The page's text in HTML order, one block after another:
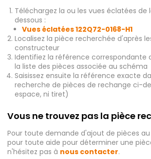
Téléchargez la ou les vues éclatées
dessous :
Vues éclatées122Q72-0168-H1
Localisez la pièce recherchée d'après
constructeur
Identifiez la référence correspondante
la liste des pièces associée au schéma
Saisissez ensuite la référence exacte
recherche de pièces de rechange ci-
espace, ni tiret)
Vous ne trouvez pas la pièce
Pour toute demande d'ajout de pièces
pour toute aide pour déterminer une
n'hésitez pas à nous contacter.